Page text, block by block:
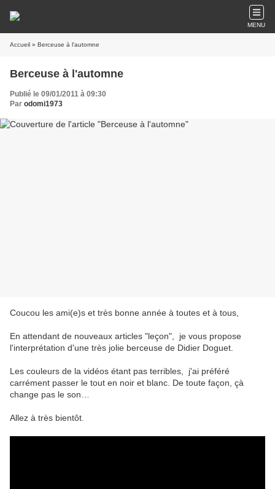
MENU
Accueil » Berceuse à l'automne
Berceuse à l'automne
Publié le 09/01/2011 à 09:30
Par odomi1973
Coucou les ami(e)s et très bonne année à toutes et à tous,
En attendant de nouveaux articles "leçon", je vous propose
l'interprétation d'une très jolie berceuse de Didier Doguet.
Les couleurs de la vidéos étant pas terribles, j'ai préféré
carrément passer le tout en noir et blanc. De toute façon, çà
change pas le son…
Allez à très bientôt.